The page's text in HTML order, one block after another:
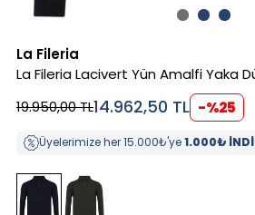
La Fileria
La Fileria Lacivert Yün Amalfi Yaka
19.950,00TL14.962,50 TL -%25
Üyelerimize her 15.000₺'ye1.000₺